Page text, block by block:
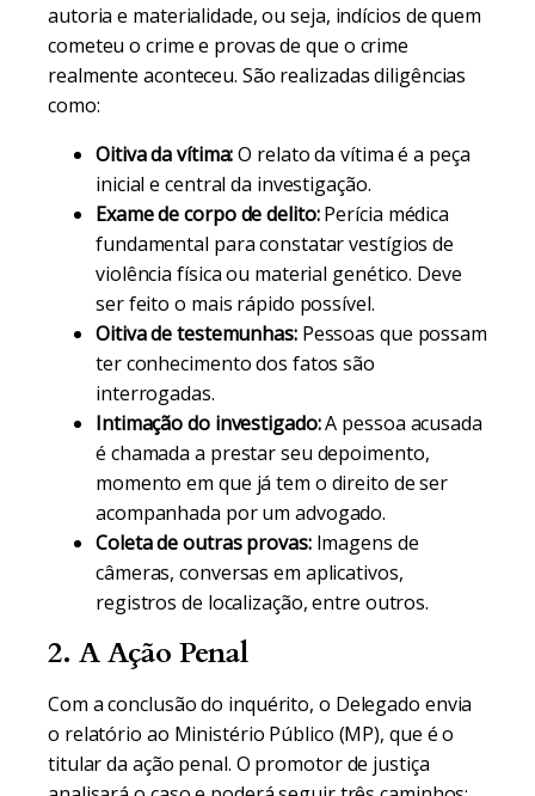
autoria e materialidade, ou seja, indícios de quem
cometeu o crime e provas de que o crime
realmente aconteceu. São realizadas diligências
como:
Oitiva da vítima:O relato da vítima é a peça
inicial e central da investigação.
Exame de corpo de delito:Perícia médica
fundamental para constatar vestígios de
violência física ou material genético. Deve
ser feito o mais rápido possível.
Oitiva de testemunhas:Pessoas que possam
ter conhecimento dos fatos são
interrogadas.
Intimação do investigado:A pessoa acusada
é chamada a prestar seu depoimento,
momento em que já tem o direito de ser
acompanhada por um advogado.
Coleta de outras provas:Imagens de
câmeras, conversas em aplicativos,
registros de localização, entre outros.
2. A Ação Penal
Com a conclusão do inquérito, o Delegado envia
o relatório ao Ministério Público (MP), que é o
titular da ação penal. O promotor de justiça